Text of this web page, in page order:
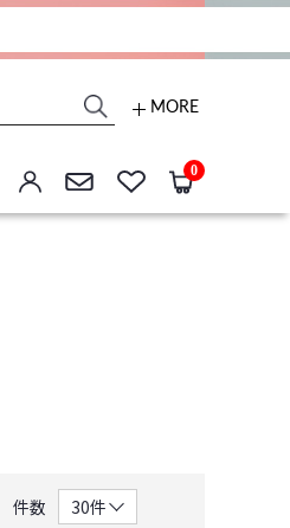
MORE
0
件数